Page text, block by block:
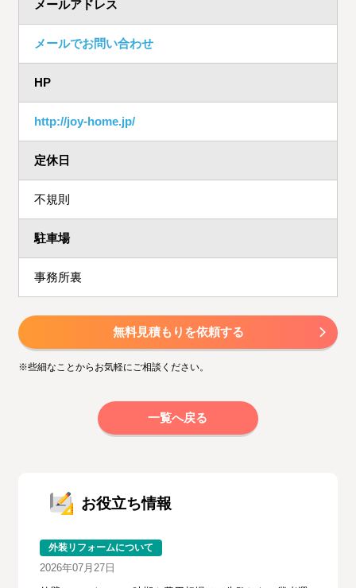
メールアドレス
メールでお問い合わせ
HP
http://joy-home.jp/
定休日
不規則
駐車場
事務所裏
無料見積もりを依頼する
※些細なことからお気軽にご相談ください。
一覧へ戻る
お役立ち情報
外装リフォームについて
2026年07月27日